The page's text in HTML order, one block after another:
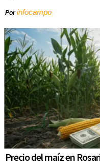
Porinfocampo
Precio del maíz en